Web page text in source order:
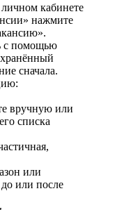
кабинете
нажмите
с помощью
сначала.
вручную или
списка
или
или после